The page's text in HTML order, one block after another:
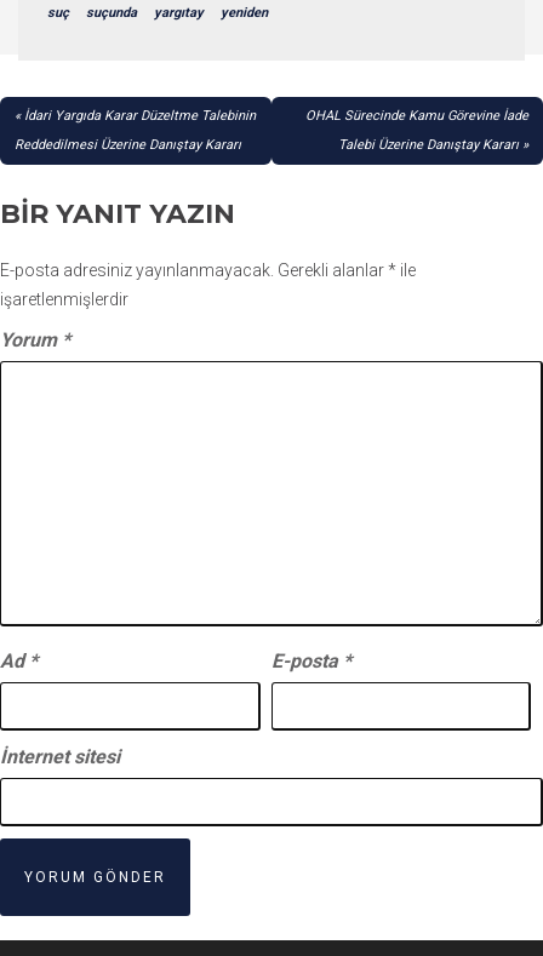
suç suçunda yargıtay yeniden
YAZI
GEZINMESI
İdari Yargıda Karar Düzeltme Talebinin
Reddedilmesi Üzerine Danıştay Kararı
OHAL Sürecinde Kamu Görevine İade
Talebi Üzerine Danıştay Kararı
BIR YANIT YAZIN
E-posta adresiniz yayınlanmayacak. Gerekli alanlar* ile
işaretlenmişlerdir
Yorum *
Ad * E-posta *
İnternet sitesi